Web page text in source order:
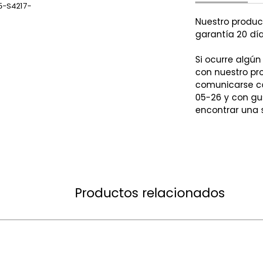
S4217-
Nuestro
garantía 20
Si ocurre
con nuestro
comunicarse
05-26 y con
encontrar una
Productos relacionados